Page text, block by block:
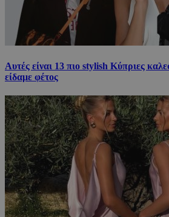
Αυτές είναι 13 πιο stylish Κύπριες
είδαμε φέτος